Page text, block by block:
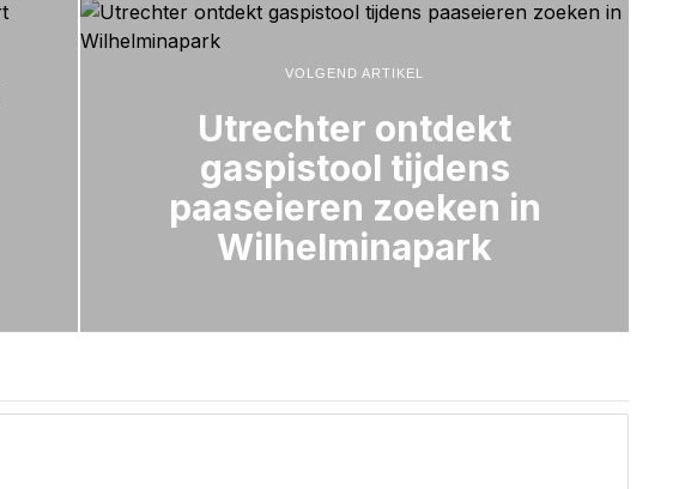
VOLGEND ARTIKEL
Utrechter ontdekt
gaspistool tijdens
paaseieren zoeken in
Wilhelminapark